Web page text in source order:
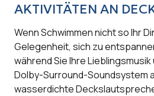
AKTIVITÄTEN AN
Wenn Schwimmen nicht so Ihr
Gelegenheit, sich zu
während Sie Ihre
Dolby-Surround-Soundsystem
wasserdichte